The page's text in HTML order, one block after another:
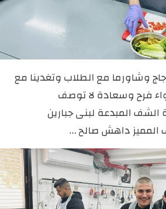
وشاورما مع الطلاب وتغدينا مع
فرح وسعادة لا توصف
المبدعة لبنى جبارين
المميز داهش صالح …